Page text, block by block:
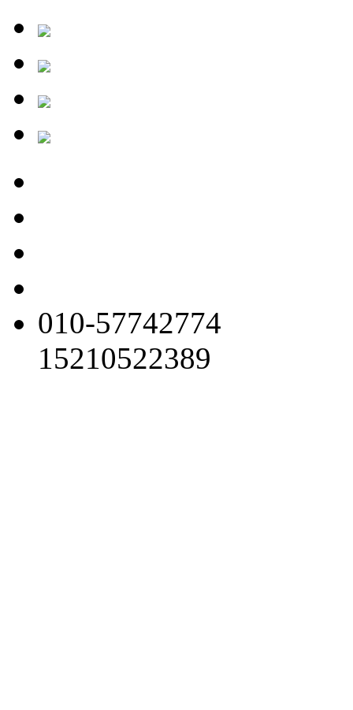
010-57742774
15210522389